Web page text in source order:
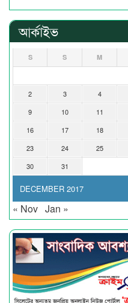
আর্কাইভ
DECEMBER 2017
S S M
2
3 4
9
10 11
16
17 18
23
24 25
30
31
« Nov Jan »